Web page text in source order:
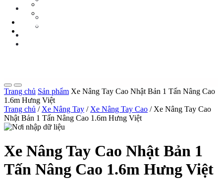
TIN TỨC
LIÊN HỆ
Trang chủ Sản phẩm Xe Nâng Tay Cao Nhật Bản 1 Tấn Nâng Cao
1.6m Hưng Việt
Trang chủ / Xe Nâng Tay / Xe Nâng Tay Cao / Xe Nâng Tay Cao
Nhật Bản 1 Tấn Nâng Cao 1.6m Hưng Việt
Xe Nâng Tay Cao Nhật Bản 1
Tấn Nâng Cao 1.6m Hưng Việt